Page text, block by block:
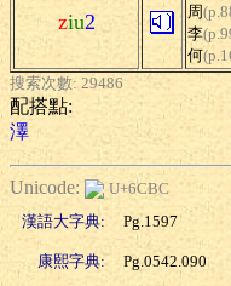
ziu2
周
李
何
搜索次數: 29486
配搭點:
澤
Unicode:
U+6CBC
漢語大字典:
Pg.1597
康熙字典: Pg.0542.090